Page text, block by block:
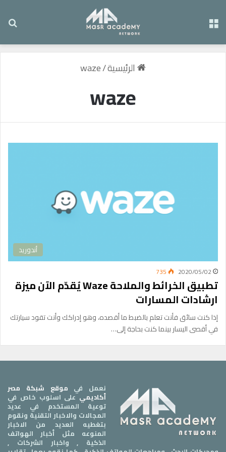
الرئيسية/
waze
waze
أندوريد
2020/05/02
735
تطبيق الخرائط والملاحة Waze يُقدّم الآن ميزة
ارشادات المسارات
إذا كنت سائق فأنت تعلم بالضبط ما أقصده، وهو إدراكك وأنت تقود سيارتك
في أقصى اليسار بينما كنت بحاجة إلى…
نعمل في موقع شبكة مصر
أكاديميعلى اسلوب خاص في
توعية المستخدم في عديد
المجالات والاخبار التقنية ونقوم
بتغطيه العديد من الاخبار
المنوعه مثل أخبار الهواتف
الذكية , واخبار الشركات ,